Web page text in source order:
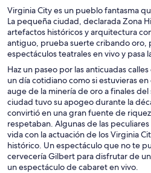
Virginia City es un pueblo fantasma
La pequeña ciudad, declarada Zona
artefactos históricos y arquitectura
antiguo, prueba suerte cribando oro,
espectáculos teatrales en vivo y pasa
Haz un paseo por las anticuadas
un día cotidiano como si estuvieras
auge de la minería de oro a finales
ciudad tuvo su apogeo durante la
convirtió en una gran fuente de
respetaban. Algunas de las
vida con la actuación de los Virginia
histórico. Un espectáculo que no te
cervecería Gilbert para disfrutar de
un espectáculo de cabaret en vivo.